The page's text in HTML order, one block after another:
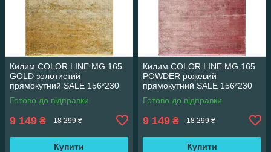
Килим COLOR LINE MG 165
GOLD золотистий
прямокутний SALE 156*230
см
Готово до відправки
9 149 ₴ 18 299 ₴
Купити
Килим COLOR LINE MG 165
POWDER рожевий
прямокутний SALE 156*230
см
Готово до відправки
9 149 ₴ 18 299 ₴
Купити